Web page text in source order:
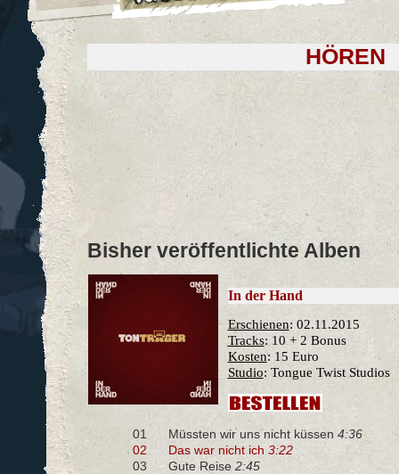
HÖREN
Bisher veröffentlichte Alben
In der Hand
Erschienen: 02.11.2015
Tracks: 10 + 2 Bonus
Kosten: 15 Euro
Studio: Tongue Twist Studios
01 Müssten wir uns nicht küssen 4:36
02
Das war nicht ich 3:22
03
Gute Reise 2:45